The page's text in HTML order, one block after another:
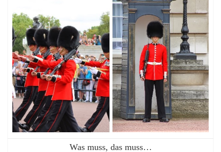
Was muss, das muss…